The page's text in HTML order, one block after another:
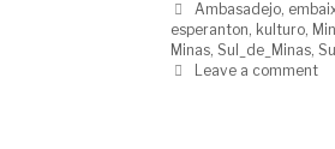
Ambasadejo,
esperanton, kulturo,
Minas, Sul_de_Minas,
Leave a comment